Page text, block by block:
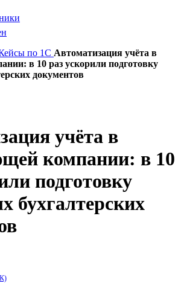
по 1С Автоматизация учёта в
в 10 раз ускорили подготовку
документов
учёта в
компании: в 10
подготовку
бухгалтерских